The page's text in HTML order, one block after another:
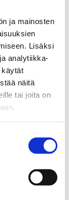
ja mainosten
Lisäksi
analytiikka-
käytät
näitä
tai joita on
ja
joille
että päihteet
Vakkuri
Artikkeli on